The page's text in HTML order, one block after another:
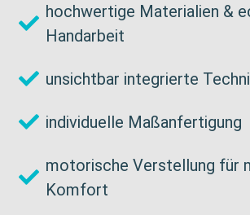
hochwertige Materialien &
Handarbeit
unsichtbar integrierte
individuelle Maßanfertigung
motorische Verstellung für
Komfort